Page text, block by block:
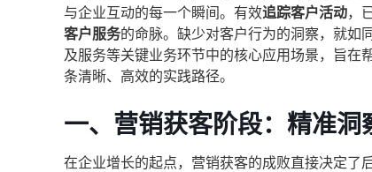
与企业互动的每一个瞬间。有效追踪客户活动，
客户服务的命脉。缺少对客户行为的洞察，就如
及服务等关键业务环节中的核心应用场景，旨在
条清晰、高效的实践路径。
一、营销获客阶段：精准洞
在企业增长的起点，营销获客的成败直接决定了